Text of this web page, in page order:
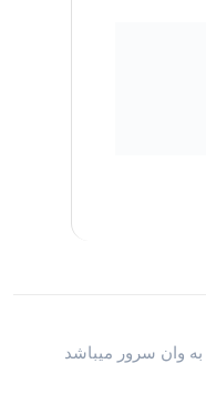
وان سرور میباشد